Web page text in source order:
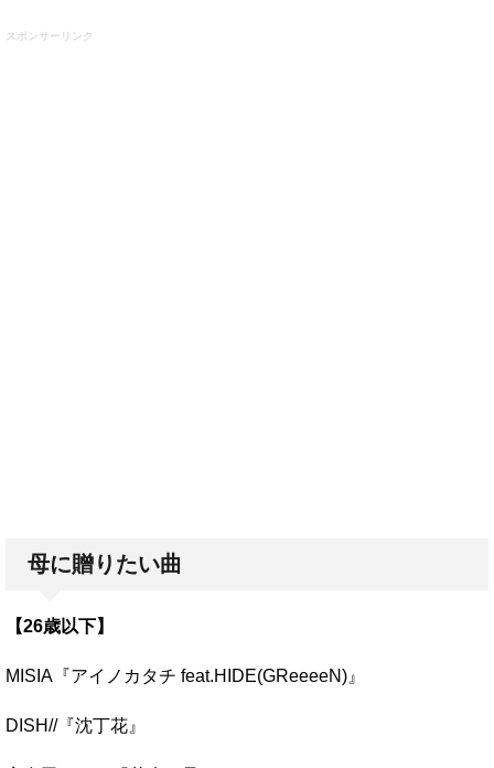
スポンサーリンク
母に贈りたい曲
【26歳以下】
MISIA『アイノカタチ feat.HIDE(GReeeeN)』
DISH//『沈丁花』